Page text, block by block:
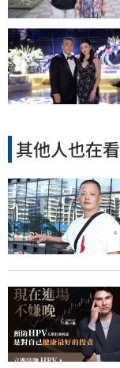
其他人也在看